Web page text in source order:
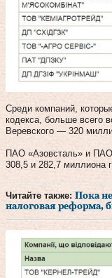
Среди компаний,
кодекса, больше всего
Веревского — 320
ПАО «Азовсталь» и
308,5 и 282,7 миллиона
Читайте также: Пока
налоговая реформа,